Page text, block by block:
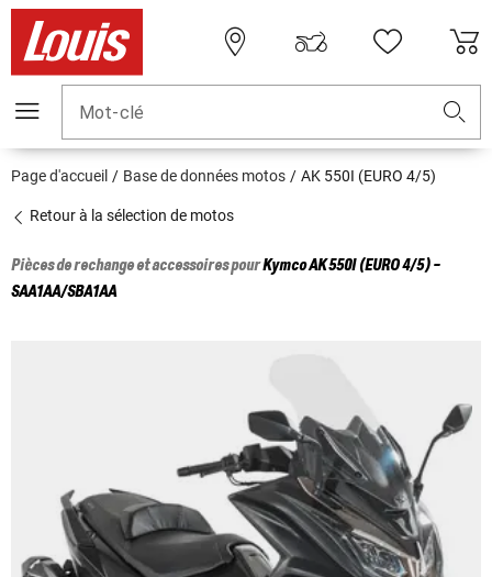
Mot-clé
Page d'accueil Base de données motos AK 550I (EURO 4/5)
Retour à la sélection de motos
Pièces de rechange et accessoires pourKymcoAK 550I (EURO 4/5) -
SAA1AA/SBA1AA